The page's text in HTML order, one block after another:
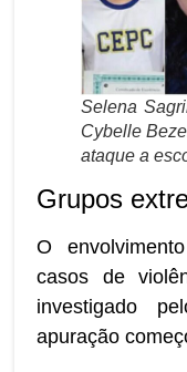
Selena
Cybelle
ataque a
Grupos
O
casos de
investigado
apuração